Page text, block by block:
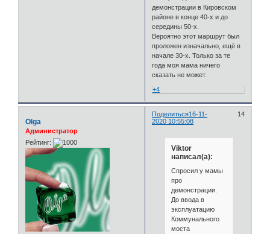
демонстрации в Кировском
районе в конце 40-х и до
середины 50-х.
Вероятно этот маршрут был
проложен изначально, ещё в
начале 30-х. Только за те
года моя мама ничего
сказать не может.
+4
Поделиться 14
16-11-
2020 10:55:08
Olga
Администратор
Рейтинг:
Viktor
написал(а):
Спросил у мамы
про
демонстрации.
До ввода в
эксплуатацию
Коммунального
моста